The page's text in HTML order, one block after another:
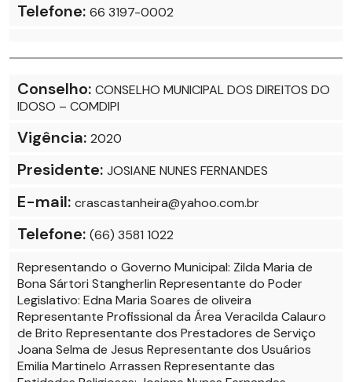
Telefone: 66 3197-0002
Conselho: CONSELHO MUNICIPAL DOS DIREITOS DO
IDOSO – COMDIPI
Vigência: 2020
Presidente: JOSIANE NUNES FERNANDES
E-mail: crascastanheira@yahoo.com.br
Telefone: (66) 3581 1022
Representando o Governo Municipal: Zilda Maria de
Bona Sártori Stangherlin Representante do Poder
Legislativo: Edna Maria Soares de oliveira
Representante Profissional da Área Veracilda Calauro
de Brito Representante dos Prestadores de Serviço
Joana Selma de Jesus Representante dos Usuários
Emilia Martinelo Arrassen Representante das